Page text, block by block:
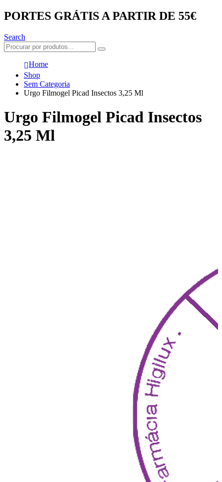
PORTES GRÁTIS A PARTIR DE 55€
Search
Home
Shop
Sem Categoria
Urgo Filmogel Picad Insectos 3,25 Ml
Urgo Filmogel Picad Insectos
3,25 Ml